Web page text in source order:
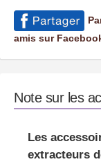
amis sur
Note sur les
Les
extracteurs